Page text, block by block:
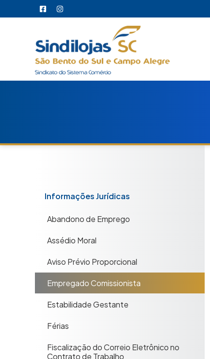
Informações Jurídicas
Abandono de Emprego
Assédio Moral
Aviso Prévio Proporcional
Empregado Comissionista
Estabilidade Gestante
Férias
Fiscalização do Correio Eletrônico no
Contrato de Trabalho